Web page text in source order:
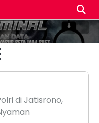
Beranda
di Jatisrono,